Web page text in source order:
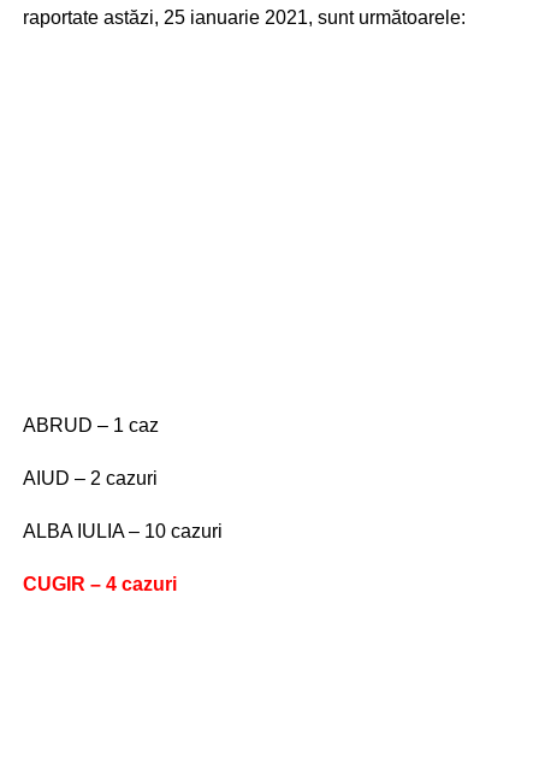
raportate astăzi, 25 ianuarie 2021, sunt următoarele:
ABRUD – 1 caz
AIUD – 2 cazuri
ALBA IULIA – 10 cazuri
CUGIR – 4 cazuri